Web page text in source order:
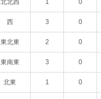
北北西 1 0
西 3 0
東北東 2 0
東南東 3 0
北東 1 0